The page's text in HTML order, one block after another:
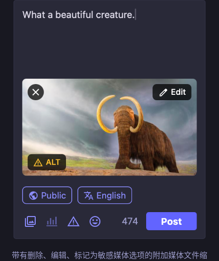
带有删除、编辑、标记为敏感媒体选项的附加媒体文件缩